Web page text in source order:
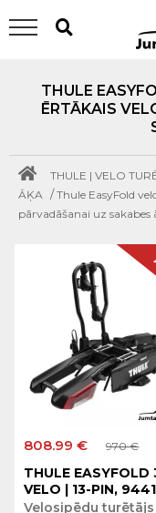
THULE
ĒRTĀKAIS
THULE | VELO
ĀĶA /Thule EasyFold
pārvadāšanai uz sakabes
808.99 € 970 €
THULE EASYFOLD
VELO | 13-PIN,
Velosipēdu turētājs